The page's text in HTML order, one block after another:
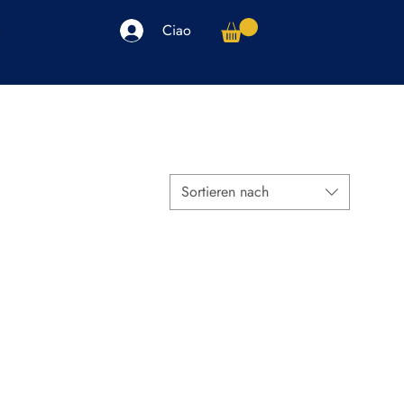
Ciao
Sortieren nach